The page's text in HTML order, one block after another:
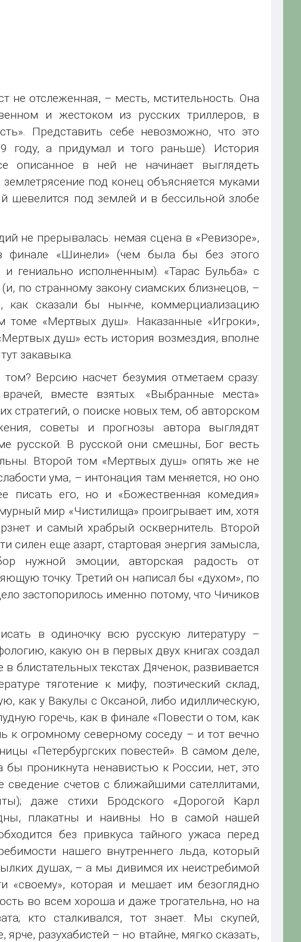
не отслеженная, – месть, мстительность. Она
и жестоком из русских триллеров, в
Представить себе невозможно, что это
году, а придумал и того раньше). История
описанное в ней не начинает выглядеть
под конец объясняется муками
шевелится под землей и в бессильной злобе
не прерывалась: немая сцена в «Ревизоре»,
финале «Шинели» (чем была бы без этого
гениально исполненным). «Тарас Бульба» с
по странному закону сиамских близнецов, –
как сказали бы нынче, коммерциализацию
томе «Мертвых душ». Наказанные «Игроки»,
душ» есть история возмездия, вполне
закавыка.
Версию насчет безумия отметаем сразу:
вместе взятых. «Выбранные места»
стратегий, о поиске новых тем, об авторском
советы и прогнозы автора выглядят
русской. В русской они смешны, Бог весть
Второй том «Мертвых душ» опять же не
ума, – интонация там меняется, но оно
писать его, но и «Божественная комедия»
мир «Чистилища» проигрывает им, хотя
и самый храбрый осквернитель. Второй
силен еще азарт, стартовая энергия замысла,
нужной эмоции, авторская радость от
точку. Третий он написал бы «духом», по
застопорилось именно потому, что Чичиков
в одиночку всю русскую литературу –
какую он в первых двух книгах создал
блистательных текстах Дяченок, развивается
тяготение к мифу, поэтический склад,
как у Вакулы с Оксаной, либо идиллическую,
горечь, как в финале «Повести о том, как
к огромному северному соседу – и тот вечно
«Петербургских повестей». В самом деле,
проникнута ненавистью к России, нет, это
сведение счетов с ближайшими сателлитами,
даже стихи Бродского «Дорогой Карл
плакатны и наивны. Но в самой нашей
без привкуса тайного ужаса перед
нашего внутреннего льда, который
душах, – а мы дивимся их неистребимой
«своему», которая и мешает им безоглядно
во всем хороша и даже трогательна, но на
кто сталкивался, тот знает. Мы скупей,
разухабистей – но втайне, мягко сказать,